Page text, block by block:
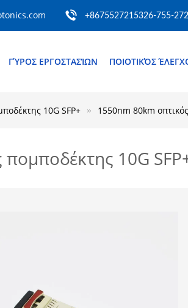
+8675527215326-755-
ΓΎΡΟΣ ΕΡΓΟΣΤΑΣΊΩΝ ΠΟΙΟΤΙΚΌΣ
10G SFP+ 1550nm 80km
10G